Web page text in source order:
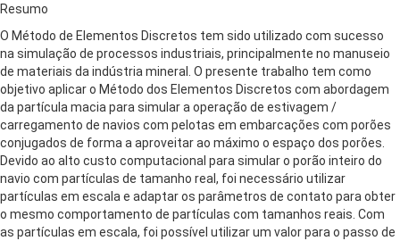
Resumo
O Método de Elementos Discretos tem sido utilizado com sucesso
na simulação de processos industriais, principalmente no manuseio
de materiais da indústria mineral. O presente trabalho tem como
objetivo aplicar o Método dos Elementos Discretos com abordagem
da partícula macia para simular a operação de estivagem /
carregamento de navios com pelotas em embarcações com porões
conjugados de forma a aproveitar ao máximo o espaço dos porões.
Devido ao alto custo computacional para simular o porão inteiro do
navio com partículas de tamanho real, foi necessário utilizar
partículas em escala e adaptar os parâmetros de contato para obter
o mesmo comportamento de partículas com tamanhos reais. Com
as partículas em escala, foi possível utilizar um valor para o passo de